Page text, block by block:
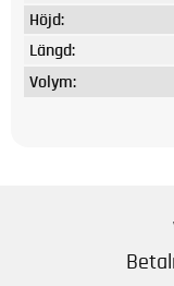
Höjd:
Längd:
Volym: